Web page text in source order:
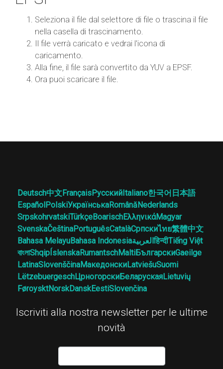
Seleziona il file dal selettore di file o trascina il file
nella casella di trascinamento.
Il file verrà caricato e vedrai l'icona di
caricamento.
Alla fine, il file sarà convertito da YUV a EPSF.
Ora puoi scaricare il file.
Deutsch中文FrançaisРусскийItaliano한국어 日本語
EspañolPolskiУкраїнськаRomânăNederlands
SrpskohrvatskiTürkçeBoarischΕλληνικάMagyar
SvenskaČeštinaPortuguêsCatalàСрпскиไทย繁體中文
Bahasa MelayuBahasa Indonesiaالعربيةहिन्दीTiếng Việt
বাংলাShqipÍslenskaRumantschMaltiБългарскиGaeilge
LatinaSlovenščinaМакедонскиLatviešuSuomi
LëtzebuergeschЦрногорскиБеларускаяLietuvių
FøroysktNorskDanskEestiSlovenčina
Iscriviti alla nostra newsletter per le ultime
novità